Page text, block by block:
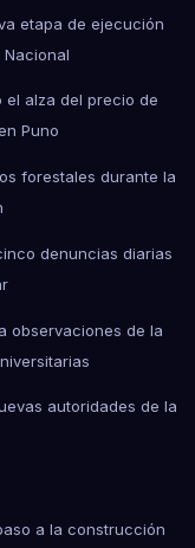
etapa de ejecución
el alza del precio de
Puno
forestales durante la
denuncias diarias
observaciones de la
autoridades de la
a la construcción